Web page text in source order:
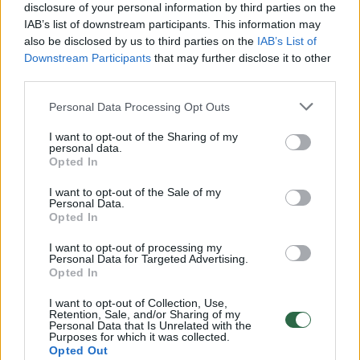
disclosure of your personal information by third parties on the
IAB’s list of downstream participants. This information may
also be disclosed by us to third parties on the IAB’s List of
Downstream Participants that may further disclose it to other
Personal Data Processing Opt Outs
I want to opt-out of the Sharing of my
personal data.
Opted In
I want to opt-out of the Sale of my
Personal Data.
Opted In
I want to opt-out of processing my
Personal Data for Targeted Advertising.
Opted In
I want to opt-out of Collection, Use,
Retention, Sale, and/or Sharing of my
Personal Data that Is Unrelated with the
Purposes for which it was collected.
Opted Out
00:00:30
Vaizdai iš tragiškos avarijos Vilniaus r.: dviejų moterų ir
vaiko gyvybių išgelbėti nepavyko
Žinios | Lietuvos diena
00:00:57
Savaitės vidurys nusimato karštas: temperatūra kils iki
32 laipsnių šilumos
Nufilmavo, kaip patvino Vilniaus Vakarinis aplinkkelis:
vaizdas pribloškia
Avarija Vilniuje: į stotelę įsirėžęs automobilis sužalojo